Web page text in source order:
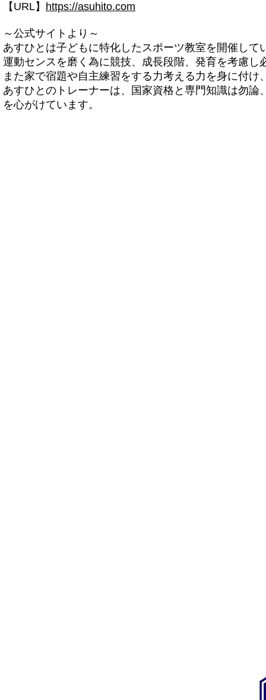
【URL】 https://asuhito.com
～公式サイトより～
あすひとは子どもに特化したスポーツ教室を開催して
運動センスを磨く為に競技、成長段階、発育を考慮し
また家で宿題や自主練習をする力考える力を身に付
あすひとのトレーナーは、国家資格と専門知識は勿
を心がけています。